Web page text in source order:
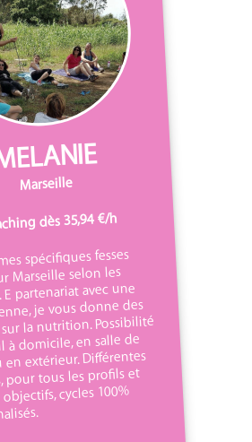
Marseille
dès 35,94 €/h
spécifiques fesses
Marseille selon les
partenariat avec une
je vous donne des
la nutrition. Possibilité
à domicile, en salle de
extérieur. Différentes
pour tous les profils et
cycles 100%